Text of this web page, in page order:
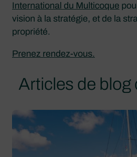
International du Multicoque
vision à la stratégie, et de la
propriété.
Prenez rendez-vous.
Articles de blog